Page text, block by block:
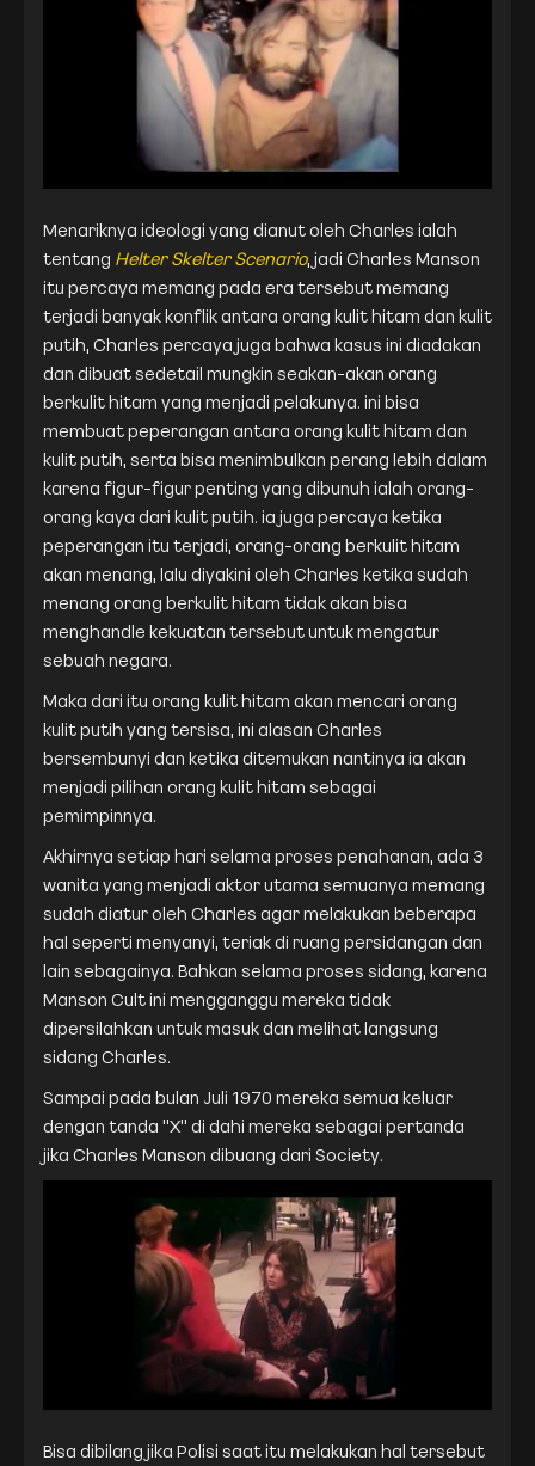
Menariknya ideologi yang dianut oleh Charles ialah
tentang Helter Skelter Scenario, jadi Charles Manson
itu percaya memang pada era tersebut memang
terjadi banyak konflik antara orang kulit hitam dan kulit
putih, Charles percaya juga bahwa kasus ini diadakan
dan dibuat sedetail mungkin seakan-akan orang
berkulit hitam yang menjadi pelakunya. ini bisa
membuat peperangan antara orang kulit hitam dan
kulit putih, serta bisa menimbulkan perang lebih dalam
karena figur-figur penting yang dibunuh ialah orang-
orang kaya dari kulit putih. ia juga percaya ketika
peperangan itu terjadi, orang-orang berkulit hitam
akan menang, lalu diyakini oleh Charles ketika sudah
menang orang berkulit hitam tidak akan bisa
menghandle kekuatan tersebut untuk mengatur
sebuah negara.
Maka dari itu orang kulit hitam akan mencari orang
kulit putih yang tersisa, ini alasan Charles
bersembunyi dan ketika ditemukan nantinya ia akan
menjadi pilihan orang kulit hitam sebagai
pemimpinnya.
Akhirnya setiap hari selama proses penahanan, ada 3
wanita yang menjadi aktor utama semuanya memang
sudah diatur oleh Charles agar melakukan beberapa
hal seperti menyanyi, teriak di ruang persidangan dan
lain sebagainya. Bahkan selama proses sidang, karena
Manson Cult ini mengganggu mereka tidak
dipersilahkan untuk masuk dan melihat langsung
sidang Charles.
Sampai pada bulan Juli 1970 mereka semua keluar
dengan tanda "X" di dahi mereka sebagai pertanda
jika Charles Manson dibuang dari Society.
Bisa dibilang jika Polisi saat itu melakukan hal tersebut